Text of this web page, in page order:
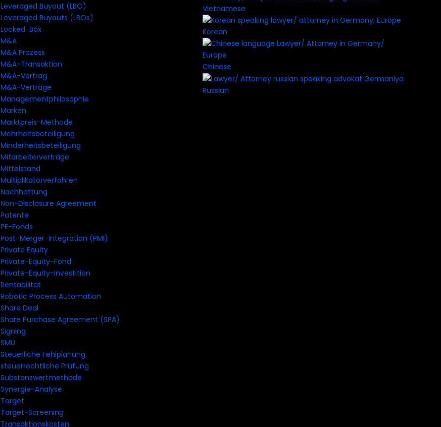
Leveraged Buyout (LBO)
Leveraged Buyouts (LBOs)
Locked-Box
M&A
M&A Prozess
M&A-Transaktion
M&A-Vertrag
M&A-Verträge
Managementphilosophie
Marken
Marktpreis-Methode
Mehrheitsbeteiligung
Minderheitsbeteiligung
Mitarbeiterverträge
Mittelstand
Multiplikatorverfahren
Nachhaftung
Non-Disclosure Agreement
Patente
PE-Fonds
Post-Merger-Integration (PMI)
Private Equity
Private-Equity-Fond
Private-Equity-Investition
Rentabilität
Robotic Process Automation
Share Deal
Share Purchase Agreement (SPA)
Signing
SMU
Steuerliche Fehlplanung
steuerrechtliche Prüfung
Substanzwertmethode
Synergie-Analyse
Target
Target-Screening
Transaktionskosten
Vietnamese
Korean
Chinese
Russian